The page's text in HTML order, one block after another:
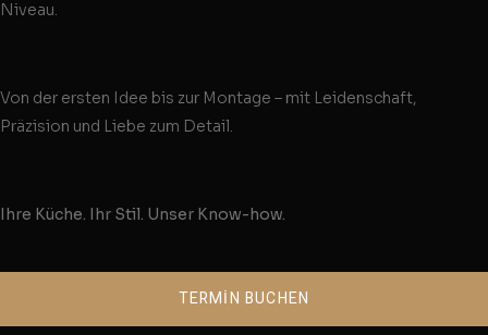
Niveau.
Von der ersten Idee bis zur Montage – mit Leidenschaft,
Präzision und Liebe zum Detail.
Ihre Küche. Ihr Stil. Unser Know-how.
TERMİN BUCHEN